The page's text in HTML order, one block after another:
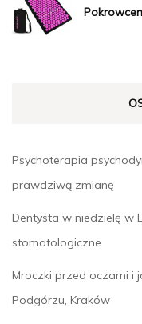
Psychoterapia
prawdziwą zmianę
Dentysta w niedzielę w
stomatologiczne
Mroczki przed oczami i
Podgórzu, Kraków